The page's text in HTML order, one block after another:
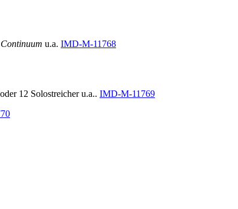
Continuum u.a. IMD-M-11768
12 Solostreicher u.a.. IMD-M-11769